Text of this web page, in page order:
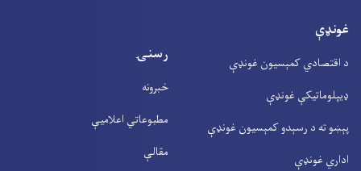
غونډې
د اقتصادي کمېسیون غونډې
ډیپلوماتیکې غونډې
پېښو ته د رسېدو کمېسیون غونډې
اداري غونډې
رسنۍ
خبرونه
مطبوعاتي اعلامیې
مقالې